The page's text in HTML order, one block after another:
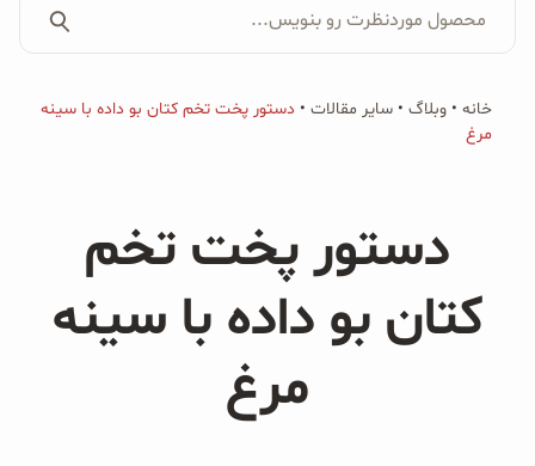
برای:
جستجو...
پکیج‌ها
محصولات جو دوسر
پودر کیک جو دوسر
شیرین کننده های طبیعی
محصول موردنظرت رو بنویس...
خانه • وبلاگ • سایر مقالات • دستور پخت تخم کتان بو داده با سینه
مرغ
دستور پخت تخم
کتان بو داده با سینه
مرغ